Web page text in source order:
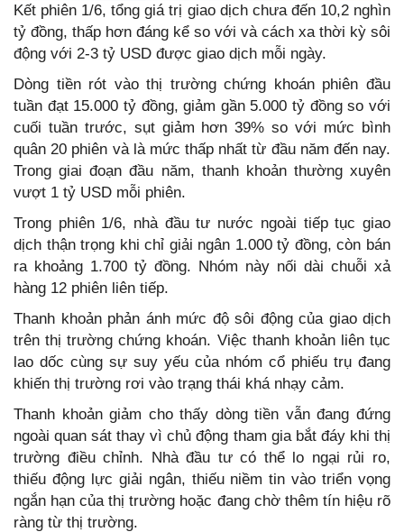
Kết phiên 1/6, tổng giá trị giao dịch chưa đến 10,2 nghìn
tỷ đồng, thấp hơn đáng kể so với và cách xa thời kỳ sôi
động với 2-3 tỷ USD được giao dịch mỗi ngày.
Dòng tiền rót vào thị trường chứng khoán phiên đầu
tuần đạt 15.000 tỷ đồng, giảm gần 5.000 tỷ đồng so với
cuối tuần trước, sụt giảm hơn 39% so với mức bình
quân 20 phiên và là mức thấp nhất từ đầu năm đến nay.
Trong giai đoạn đầu năm, thanh khoản thường xuyên
vượt 1 tỷ USD mỗi phiên.
Trong phiên 1/6, nhà đầu tư nước ngoài tiếp tục giao
dịch thận trọng khi chỉ giải ngân 1.000 tỷ đồng, còn bán
ra khoảng 1.700 tỷ đồng. Nhóm này nối dài chuỗi xả
hàng 12 phiên liên tiếp.
Thanh khoản phản ánh mức độ sôi động của giao dịch
trên thị trường chứng khoán. Việc thanh khoản liên tục
lao dốc cùng sự suy yếu của nhóm cổ phiếu trụ đang
khiến thị trường rơi vào trạng thái khá nhạy cảm.
Thanh khoản giảm cho thấy dòng tiền vẫn đang đứng
ngoài quan sát thay vì chủ động tham gia bắt đáy khi thị
trường điều chỉnh. Nhà đầu tư có thể lo ngại rủi ro,
thiếu động lực giải ngân, thiếu niềm tin vào triển vọng
ngắn hạn của thị trường hoặc đang chờ thêm tín hiệu rõ
ràng từ thị trường.